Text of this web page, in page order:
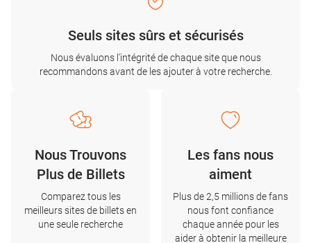
Seuls sites sûrs et sécurisés
Nous évaluons l'intégrité de chaque site que nous
recommandons avant de les ajouter à votre recherche.
Nous Trouvons
Plus de Billets
Comparez tous les
meilleurs sites de billets en
une seule recherche
Les fans nous
aiment
Plus de 2,5 millions de fans
nous font confiance
chaque année pour les
aider à obtenir la meilleure